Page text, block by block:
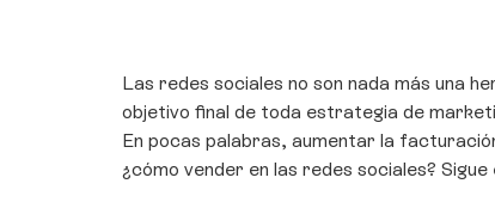
Las redes sociales no son nada más una
objetivo final de toda estrategia de
En pocas palabras, aumentar la
¿cómo vender en las redes sociales?